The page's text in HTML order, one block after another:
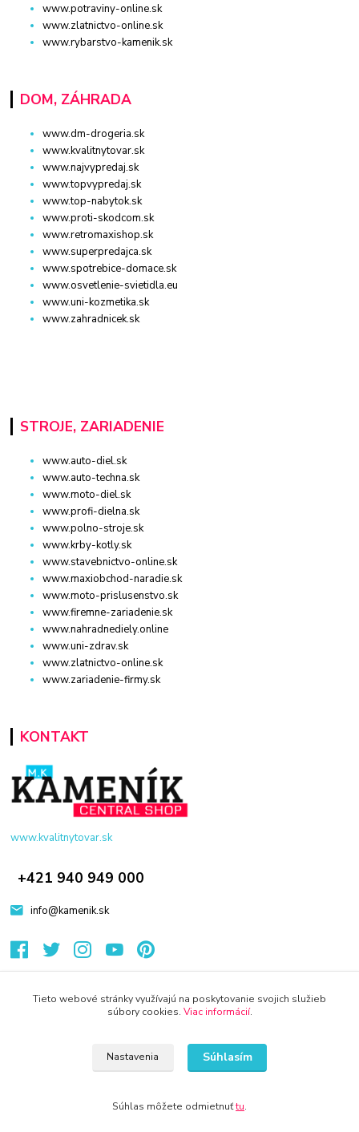
www.potraviny-online.sk
www.zlatnictvo-online.sk
www.rybarstvo-kamenik.sk
DOM, ZÁHRADA
www.dm-drogeria.sk
www.kvalitnytovar.sk
www.najvypredaj.sk
www.topvypredaj.sk
www.top-nabytok.sk
www.proti-skodcom.sk
www.retromaxishop.sk
www.superpredajca.sk
www.spotrebice-domace.sk
www.osvetlenie-svietidla.eu
www.uni-kozmetika.sk
www.zahradnicek.sk
STROJE, ZARIADENIE
www.auto-diel.sk
www.auto-techna.sk
www.moto-diel.sk
www.profi-dielna.sk
www.polno-stroje.sk
www.krby-kotly.sk
www.stavebnictvo-online.sk
www.maxiobchod-naradie.sk
www.moto-prislusenstvo.sk
www.firemne-zariadenie.sk
www.nahradnediely.online
www.uni-zdrav.sk
www.zlatnictvo-online.sk
www.zariadenie-firmy.sk
KONTAKT
www.kvalitnytovar.sk
+421 940 949 000
info@kamenik.sk
Tieto webové stránky využívajú na poskytovanie svojich služieb
súbory cookies. Viac informácií.
Nastavenia Súhlasím
Súhlas môžete odmietnuťtu.